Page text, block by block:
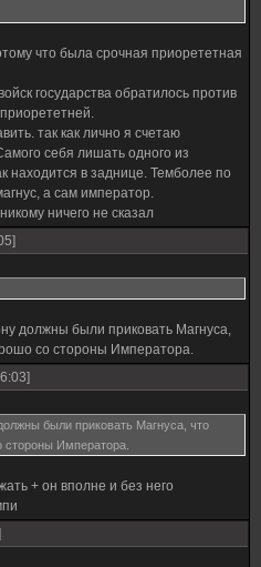
что была срочная приорететная
государства обратилось против
приорететней.
так как лично я счетаю
себя лишать одного из
находится в заднице. Темболее по
а сам император.
ничего не сказал
должны были приковать Магнуса,
со стороны Императора.
были приковать Магнуса, что
стороны Императора.
+ он вполне и без него